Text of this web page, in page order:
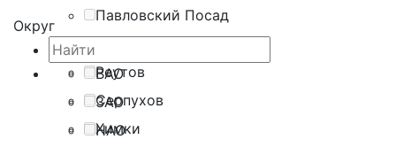
Павловский Посад
Реутов
Серпухов
Химки
Округ
ВАО
ЗАО
НАО